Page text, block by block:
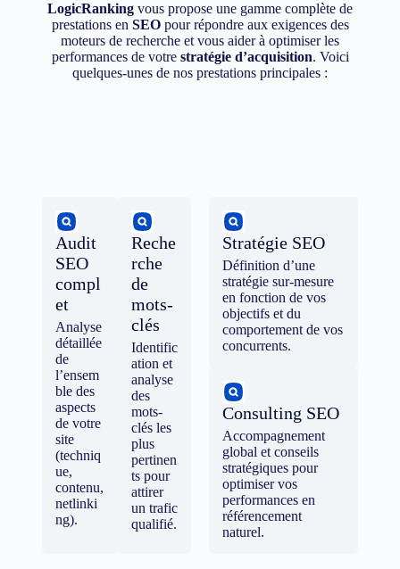
LogicRanking vous propose une gamme complète de
prestations en SEOpour répondre aux exigences des
moteurs de recherche et vous aider à optimiser les
performances de votre stratégie d’acquisition. Voici
quelques-unes de nos prestations principales :
Audit
SEO
compl
et
Analyse
détaillée
de
l’ensem
ble des
aspects
de votre
site
(techniq
ue,
contenu,
netlinki
ng).
Reche
rche
de
mots-
clés
Identific
ation et
analyse
des
mots-
clés les
plus
pertinen
ts pour
attirer
un trafic
qualifié.
Stratégie SEO
Définition d’une
stratégie sur-mesure
en fonction de vos
objectifs et du
comportement de vos
concurrents.
Consulting SEO
Accompagnement
global et conseils
stratégiques pour
optimiser vos
performances en
référencement
naturel.